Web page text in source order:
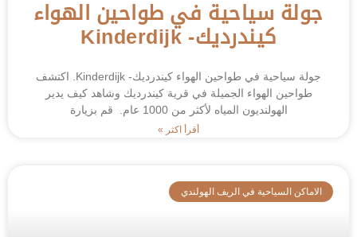
جولة سياحية في طواحين الهواء
كيندرديك- Kinderdijk
جولة سياحية في طواحين الهواء كيندرديك- Kinderdijk. اكتشف
طواحين الهواء الجميلة في قرية كيندرديك وشاهد كيف يدير
الهولنديون المياه لأكثر من 1000 عام. قم بزيارة
أقرأ اكثر »
الاماكن السياحية في الريف الهولندي